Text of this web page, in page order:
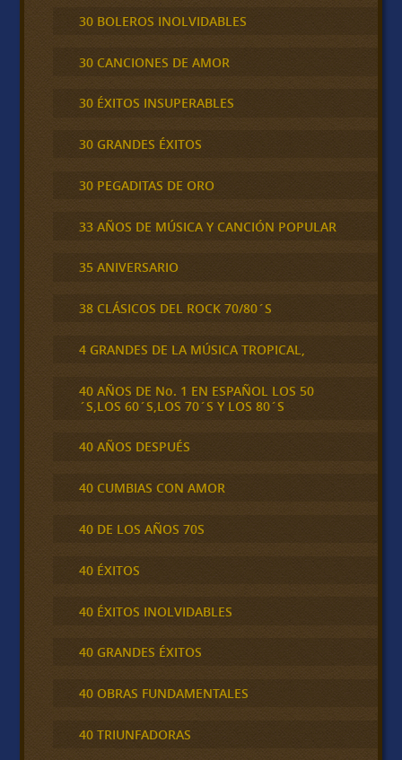
30 BOLEROS INOLVIDABLES
30 CANCIONES DE AMOR
30 ÉXITOS INSUPERABLES
30 GRANDES ÉXITOS
30 PEGADITAS DE ORO
33 AÑOS DE MÚSICA Y CANCIÓN POPULAR
35 ANIVERSARIO
38 CLÁSICOS DEL ROCK 70/80´S
4 GRANDES DE LA MÚSICA TROPICAL,
40 AÑOS DE No. 1 EN ESPAÑOL LOS 50
´S,LOS 60´S,LOS 70´S Y LOS 80´S
40 AÑOS DESPUÉS
40 CUMBIAS CON AMOR
40 DE LOS AÑOS 70S
40 ÉXITOS
40 ÉXITOS INOLVIDABLES
40 GRANDES ÉXITOS
40 OBRAS FUNDAMENTALES
40 TRIUNFADORAS